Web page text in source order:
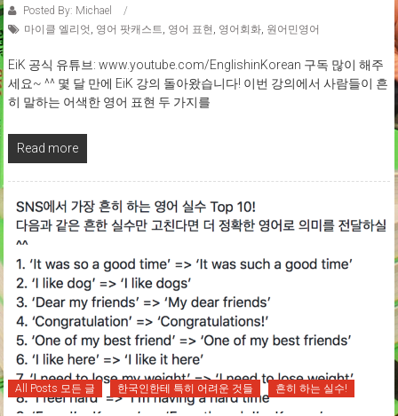
Posted By: Michael
마이클 엘리엇 , 영어 팟캐스트, 영어 표현 , 영어회화, 원어민영어
EiK 공식 유튜브: www.youtube.com/EnglishinKorean 구독 많이 해주
세요~ ^^ 몇 달 만에 EiK 강의 돌아왔습니다! 이번 강의에서 사람들이 흔
히 말하는 어색한 영어 표현 두 가지를
Read more
All Posts 모든 글 한국인한테 특히 어려운 것들 흔히 하는 실수!